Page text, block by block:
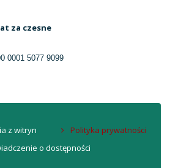
za czesne
0001 5077 9099
z witryn
Polityka prywatności
o dostępności